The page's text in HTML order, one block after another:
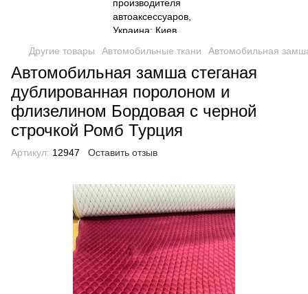
Другие товары Автомобильные ткани Автомобильная
Автомобильная замша стеганая
дублированная поролоном и
флизелином Бордовая с черной
строчкой Ромб Турция
Артикул: 12947 Оставить отзыв